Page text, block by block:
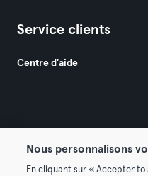
Service clients
Centre d'aide
Nous personnalisons
En cliquant sur « Accepter